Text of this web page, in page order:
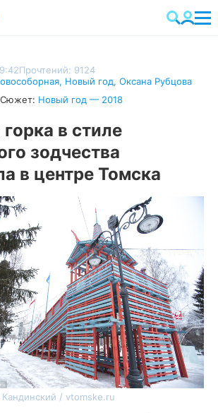
Прочтений: 9124
, Новый год, Оксана Рубцова
Сюжет: Новый год — 2018
в стиле
зодчества
в центре Томска
/ vtomske.ru